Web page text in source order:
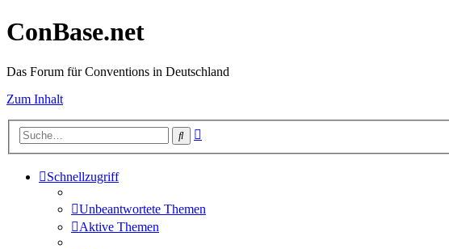
ConBase.net
Das Forum für Conventions in Deutschland
Zum Inhalt
Suche
Schnellzugriff
Unbeantwortete Themen
Aktive Themen